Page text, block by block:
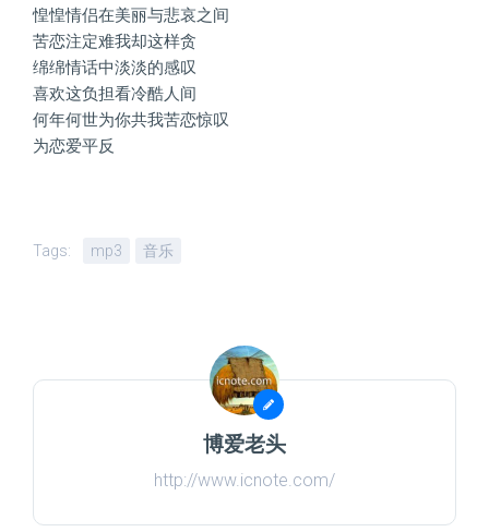
惶惶情侣在美丽与悲哀之间
苦恋注定难我却这样贪
绵绵情话中淡淡的感叹
喜欢这负担看冷酷人间
何年何世为你共我苦恋惊叹
为恋爱平反
Tags: mp3 音乐
博爱老头
http://www.icnote.com/